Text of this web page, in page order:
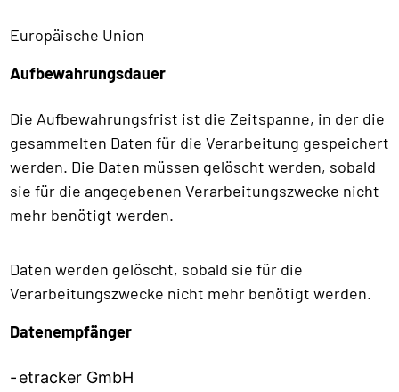
Europäische Union
Aufbewahrungsdauer
Die Aufbewahrungsfrist ist die Zeitspanne, in der die
gesammelten Daten für die Verarbeitung gespeichert
werden. Die Daten müssen gelöscht werden, sobald
sie für die angegebenen Verarbeitungszwecke nicht
mehr benötigt werden.
Daten werden gelöscht, sobald sie für die
Verarbeitungszwecke nicht mehr benötigt werden.
Datenempfänger
etracker GmbH